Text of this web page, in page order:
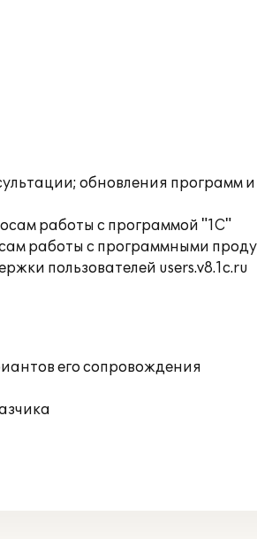
обновления программ
работы с программой "1С"
работы с программными
пользователей users.v8.1c.ru
его сопровождения